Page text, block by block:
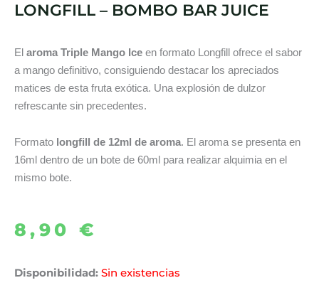
LONGFILL – BOMBO BAR JUICE
El aroma Triple Mango Ice en formato Longfill ofrece el sabor
a mango definitivo, consiguiendo destacar los apreciados
matices de esta fruta exótica. Una explosión de dulzor
refrescante sin precedentes.
Formato longfill de 12ml de aroma. El aroma se presenta en
16ml dentro de un bote de 60ml para realizar alquimia en el
mismo bote.
8,90 €
Disponibilidad: Sin existencias